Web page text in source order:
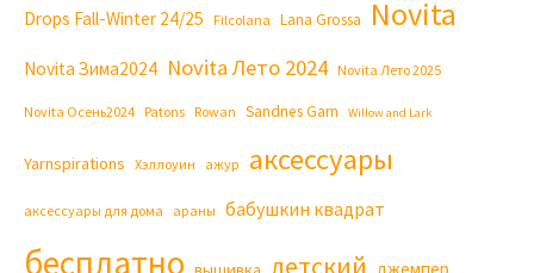
Drops Fall-Winter 24/25 Filcolana Lana Grossa Novita
Novita Зима2024 Novita Лето 2024 Novita Лето 2025
Novita Осень2024 Patons Rowan Sandnes Garn Willow and Lark
Yarnspirations Хэллоуин ажур аксессуары
аксессуары для дома араны бабушкин квадрат
бесплатно